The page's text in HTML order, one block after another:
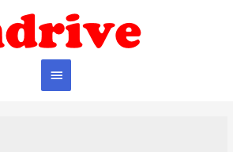
Главное